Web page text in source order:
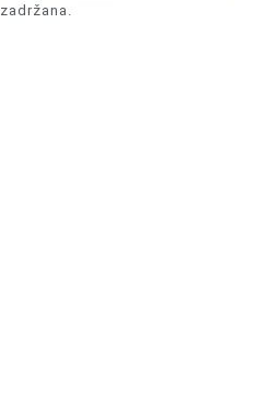
zadržana.